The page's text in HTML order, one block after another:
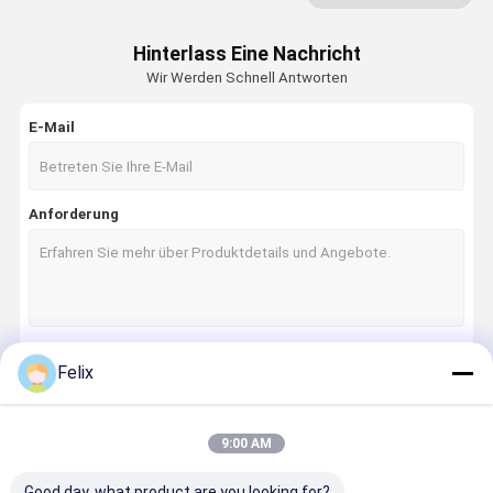
Schleppwerkzeugreihe
Schwerlastschälen
Vollhartmetallwerkzeuge
Hinterlass Eine Nachricht
Wir Werden Schnell Antworten
E-Mail
Anforderung
Felix
9:00 AM